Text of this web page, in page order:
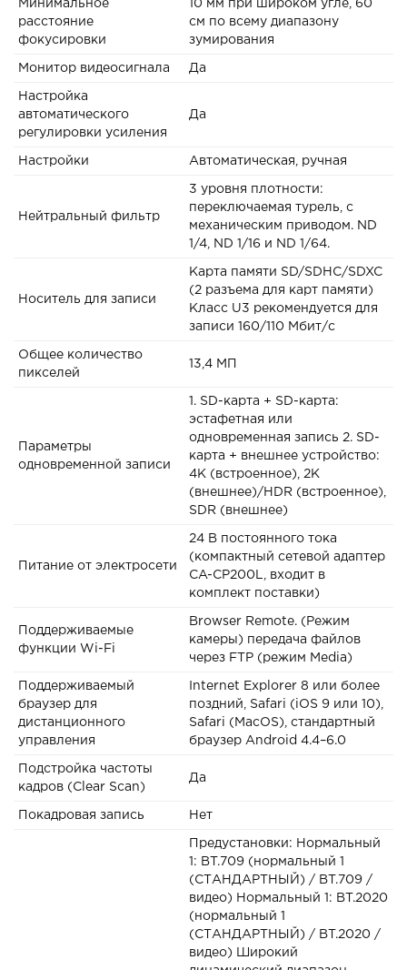
Минимальное
расстояние
фокусировки
10 мм при широком угле, 60
см по всему диапазону
зумирования
Монитор видеосигнала Да
Настройка
автоматического
регулировки усиления
Да
Настройки Автоматическая, ручная
Нейтральный фильтр
3 уровня плотности:
переключаемая турель, с
механическим приводом. ND
1/4, ND 1/16 и ND 1/64.
Носитель для записи
Карта памяти SD/SDHC/SDXC
(2 разъема для карт памяти)
Класс U3 рекомендуется для
записи 160/110 Мбит/с
Общее количество
пикселей
13,4 МП
Параметры
одновременной записи
1. SD-карта + SD-карта:
эстафетная или
одновременная запись 2. SD-
карта + внешнее устройство:
4K (встроенное), 2K
(внешнее)/HDR (встроенное),
SDR (внешнее)
Питание от электросети
24 В постоянного тока
(компактный сетевой адаптер
CA-CP200L, входит в
комплект поставки)
Поддерживаемые
функции Wi-Fi
Browser Remote. (Режим
камеры) передача файлов
через FTP (режим Media)
Поддерживаемый
браузер для
дистанционного
управления
Internet Explorer 8 или более
поздний, Safari (iOS 9 или 10),
Safari (MacOS), стандартный
браузер Android 4.4–6.0
Подстройка частоты
кадров (Clear Scan)
Да
Покадровая запись Нет
Предустановки: Нормальный
1: BT.709 (нормальный 1
(СТАНДАРТНЫЙ) / BT.709 /
видео) Нормальный 1: BT.2020
(нормальный 1
(СТАНДАРТНЫЙ) / BT.2020 /
видео) Широкий